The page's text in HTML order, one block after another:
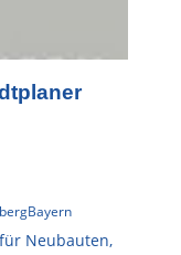
Bayern
Neubauten,